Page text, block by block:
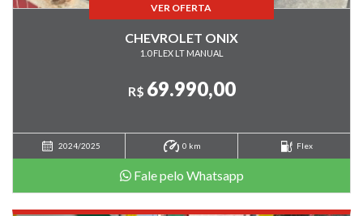
VER OFERTA
CHEVROLET ONIX
1.0 FLEX LT MANUAL
R$ 69.990,00
2024/2025 0 km Flex
Fale pelo Whatsapp